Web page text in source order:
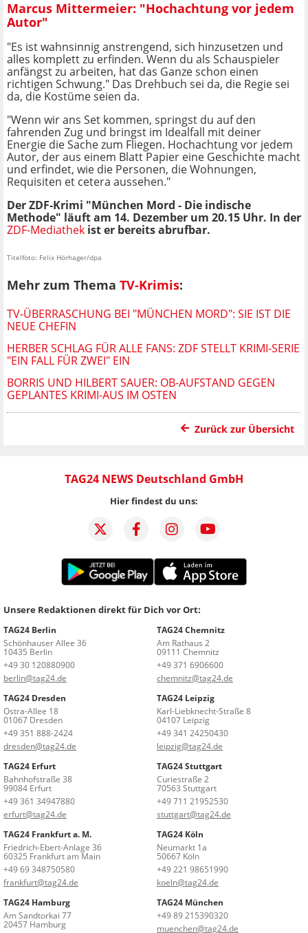
Marcus Mittermeier: "Hochachtung vor jedem
Autor"
"Es ist wahnsinnig anstrengend, sich hinzusetzen und
alles komplett zu erfinden. Wenn du als Schauspieler
anfängst zu arbeiten, hat das Ganze schon einen
richtigen Schwung." Das Drehbuch sei da, die Regie sei
da, die Kostüme seien da.
"Wenn wir ans Set kommen, springst du auf den
fahrenden Zug und bringst im Idealfall mit deiner
Energie die Sache zum Fliegen. Hochachtung vor jedem
Autor, der aus einem Blatt Papier eine Geschichte macht
und erfindet, wie die Personen, die Wohnungen,
Requisiten et cetera aussehen."
Der ZDF-Krimi "München Mord - Die indische
Methode" läuft am 14. Dezember um 20.15 Uhr. In der
ZDF-Mediathek ist er bereits abrufbar.
Titelfoto: Felix Hörhager/dpa
Mehr zum Thema TV-Krimis:
TV-ÜBERRASCHUNG BEI "MÜNCHEN MORD": SIE IST DIE
NEUE CHEFIN
HERBER SCHLAG FÜR ALLE FANS: ZDF STELLT KRIMI-SERIE
"EIN FALL FÜR ZWEI" EIN
BORRIS UND HILBERT SAUER: OB-AUFSTAND GEGEN
GEPLANTES KRIMI-AUS IM OSTEN
Zurück zur Übersicht
TAG24 NEWS Deutschland GmbH
Hier findest du uns:
Unsere Redaktionen direkt für Dich vor Ort:
TAG24 Berlin
Schönhauser Allee 36
10435 Berlin
+49 30 120880900
berlin@tag24.de
TAG24 Chemnitz
Am Rathaus 2
09111 Chemnitz
+49 371 6906600
chemnitz@tag24.de
TAG24 Dresden
Ostra-Allee 18
01067 Dresden
+49 351 888-2424
dresden@tag24.de
TAG24 Leipzig
Karl-Liebknecht-Straße 8
04107 Leipzig
+49 341 24250430
leipzig@tag24.de
TAG24 Erfurt
Bahnhofstraße 38
99084 Erfurt
+49 361 34947880
erfurt@tag24.de
TAG24 Stuttgart
Curiestraße 2
70563 Stuttgart
+49 711 21952530
stuttgart@tag24.de
TAG24 Frankfurt a. M.
Friedrich-Ebert-Anlage 36
60325 Frankfurt am Main
+49 69 348750580
frankfurt@tag24.de
TAG24 Köln
Neumarkt 1a
50667 Köln
+49 221 98651990
koeln@tag24.de
TAG24 Hamburg
Am Sandtorkai 77
20457 Hamburg
TAG24 München
+49 89 215390320
muenchen@tag24.de